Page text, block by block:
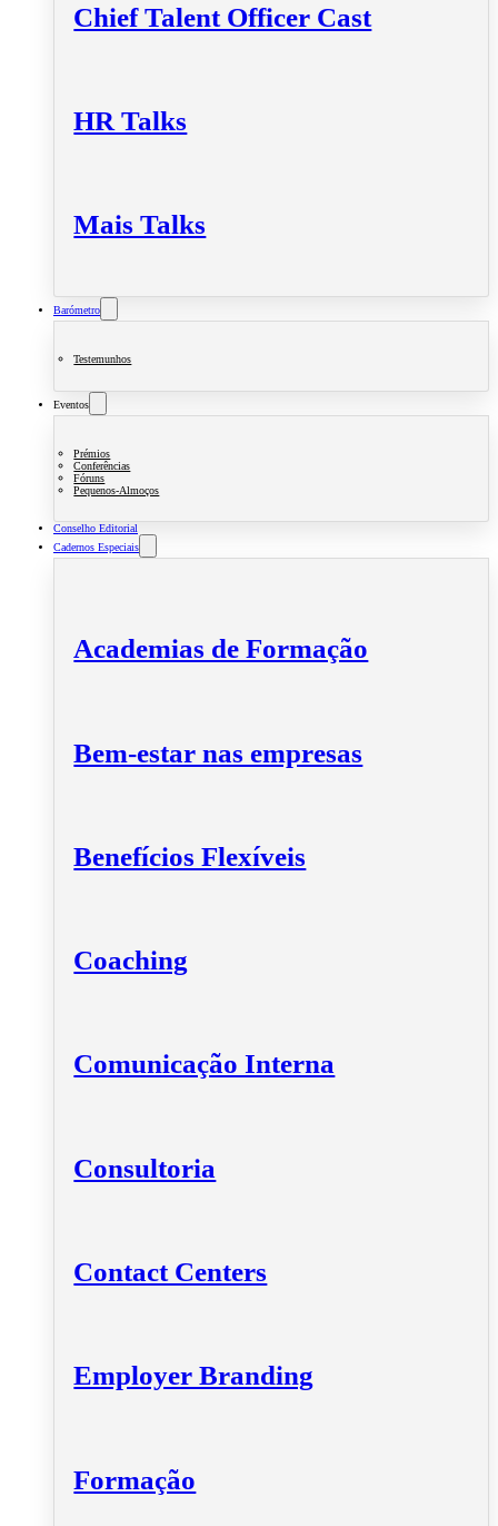
Chief Talent Officer Cast
HR Talks
Mais Talks
Barómetro
Testemunhos
Eventos
Prémios
Conferências
Fóruns
Pequenos-Almoços
Conselho Editorial
Cadernos Especiais
Academias de Formação
Bem-estar nas empresas
Benefícios Flexíveis
Coaching
Comunicação Interna
Consultoria
Contact Centers
Employer Branding
Formação